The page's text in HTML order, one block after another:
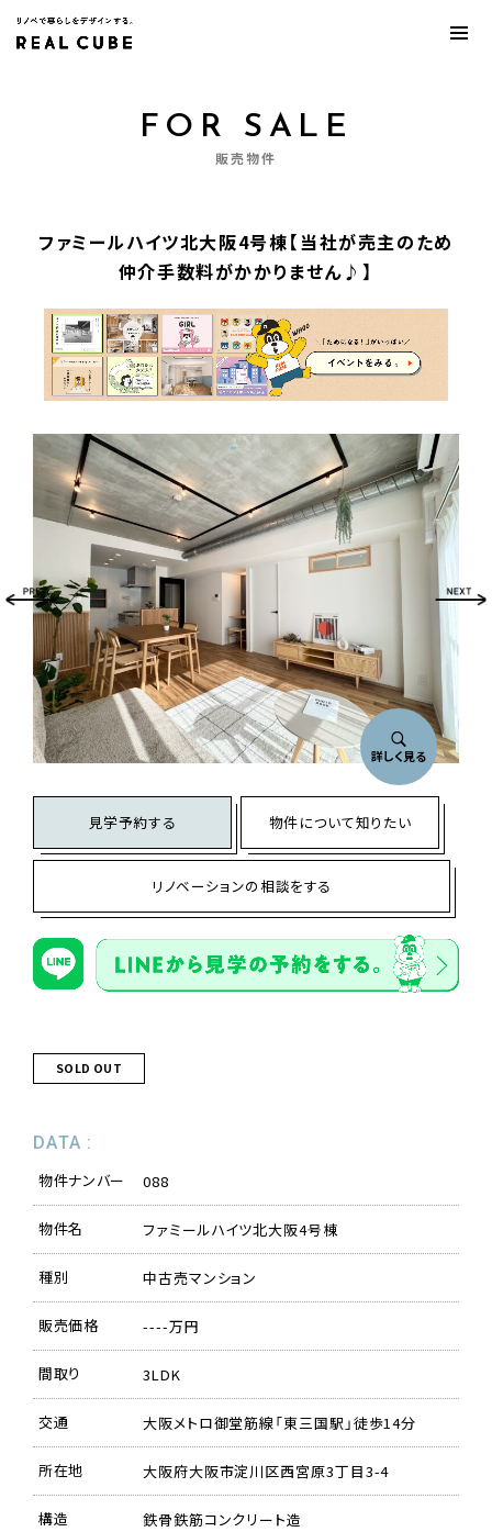
FOR SALE
販売物件
ファミールハイツ北大阪4号棟【当社が売主のため
仲介手数料がかかりません♪】
詳しく見る
見学予約する 物件について知りたい
リノベーションの相談をする
SOLD OUT
DATA :
物件ナンバー
088
物件名 ファミールハイツ北大阪4号棟
種別 中古売マンション
販売価格 ----万円
間取り 3LDK
交通 大阪メトロ御堂筋線「東三国駅」徒歩14分
所在地 大阪府大阪市淀川区西宮原3丁目3-4
構造 鉄骨鉄筋コンクリート造